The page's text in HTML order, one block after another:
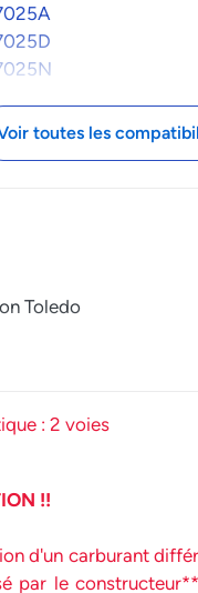
toutes les
Toledo
Jetta 3 Passat Touran
: 2 voies
!!
d'un carburant
par le